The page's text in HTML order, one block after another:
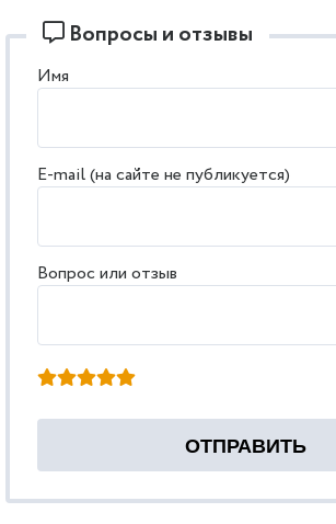
Вопросы и отзывы
Имя
E-mail (на сайте не публикуется)
Вопрос или отзыв